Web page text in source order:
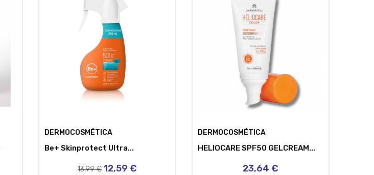
DERMOCOSMÉTICA
Be+ Skinprotect Ultra...
Precio
13,99 € Precio
12,59 €
DERMOCOSMÉTICA
HELIOCARE SPF50 GELCREAM...
Precio
23,64 €